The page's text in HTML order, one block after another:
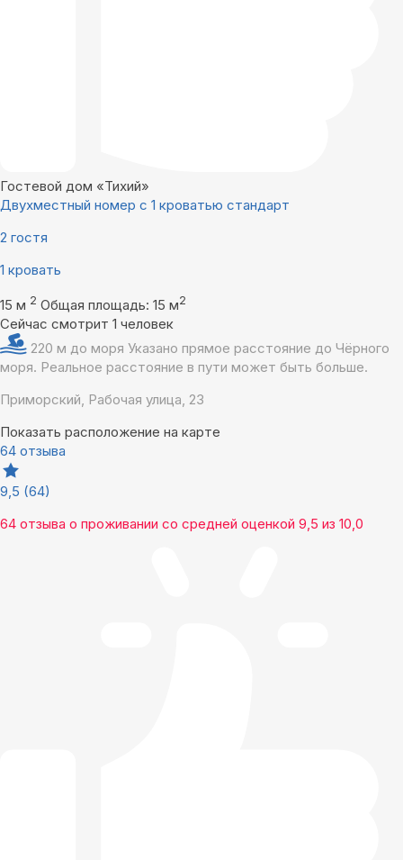
Гостевой дом «Тихий»
Двухместный номер с 1 кроватью стандарт
2 гостя
1 кровать
15 м 2 Общая площадь: 15 м2
Сейчас смотрит 1 человек
220 м до моря Указано прямое расстояние до Чёрного
моря. Реальное расстояние в пути может быть больше.
Приморский, Рабочая улица, 23
Показать расположение на карте
64 отзыва
9,5 (64)
64 отзыва о проживании со средней оценкой 9,5 из 10,0